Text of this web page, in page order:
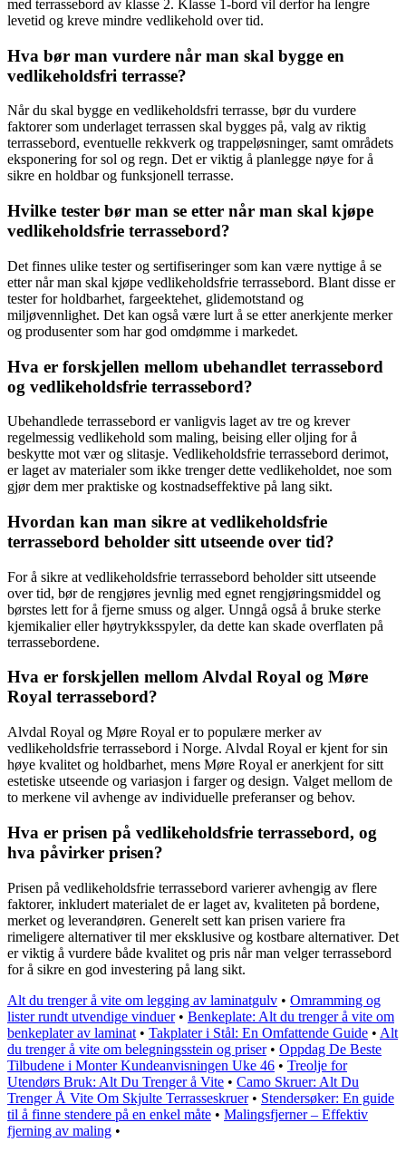
med terrassebord av klasse 2. Klasse 1-bord vil derfor ha lengre
levetid og kreve mindre vedlikehold over tid.
Hva bør man vurdere når man skal bygge en
vedlikeholdsfri terrasse?
Når du skal bygge en vedlikeholdsfri terrasse, bør du vurdere
faktorer som underlaget terrassen skal bygges på, valg av riktig
terrassebord, eventuelle rekkverk og trappeløsninger, samt områdets
eksponering for sol og regn. Det er viktig å planlegge nøye for å
sikre en holdbar og funksjonell terrasse.
Hvilke tester bør man se etter når man skal kjøpe
vedlikeholdsfrie terrassebord?
Det finnes ulike tester og sertifiseringer som kan være nyttige å se
etter når man skal kjøpe vedlikeholdsfrie terrassebord. Blant disse er
tester for holdbarhet, fargeektehet, glidemotstand og
miljøvennlighet. Det kan også være lurt å se etter anerkjente merker
og produsenter som har god omdømme i markedet.
Hva er forskjellen mellom ubehandlet terrassebord
og vedlikeholdsfrie terrassebord?
Ubehandlede terrassebord er vanligvis laget av tre og krever
regelmessig vedlikehold som maling, beising eller oljing for å
beskytte mot vær og slitasje. Vedlikeholdsfrie terrassebord derimot,
er laget av materialer som ikke trenger dette vedlikeholdet, noe som
gjør dem mer praktiske og kostnadseffektive på lang sikt.
Hvordan kan man sikre at vedlikeholdsfrie
terrassebord beholder sitt utseende over tid?
For å sikre at vedlikeholdsfrie terrassebord beholder sitt utseende
over tid, bør de rengjøres jevnlig med egnet rengjøringsmiddel og
børstes lett for å fjerne smuss og alger. Unngå også å bruke sterke
kjemikalier eller høytrykksspyler, da dette kan skade overflaten på
terrassebordene.
Hva er forskjellen mellom Alvdal Royal og Møre
Royal terrassebord?
Alvdal Royal og Møre Royal er to populære merker av
vedlikeholdsfrie terrassebord i Norge. Alvdal Royal er kjent for sin
høye kvalitet og holdbarhet, mens Møre Royal er anerkjent for sitt
estetiske utseende og variasjon i farger og design. Valget mellom de
to merkene vil avhenge av individuelle preferanser og behov.
Hva er prisen på vedlikeholdsfrie terrassebord, og
hva påvirker prisen?
Prisen på vedlikeholdsfrie terrassebord varierer avhengig av flere
faktorer, inkludert materialet de er laget av, kvaliteten på bordene,
merket og leverandøren. Generelt sett kan prisen variere fra
rimeligere alternativer til mer eksklusive og kostbare alternativer. Det
er viktig å vurdere både kvalitet og pris når man velger terrassebord
for å sikre en god investering på lang sikt.
Alt du trenger å vite om legging av laminatgulv • Omramming og
lister rundt utvendige vinduer• Benkeplate: Alt du trenger å vite om
benkeplater av laminat • Takplater i Stål: En Omfattende Guide • Alt
du trenger å vite om belegningsstein og priser• Oppdag De Beste
Tilbudene i Monter Kundeanvisningen Uke 46 • Treolje for
Utendørs Bruk: Alt Du Trenger å Vite • Camo Skruer: Alt Du
Trenger Å Vite Om Skjulte Terrasseskruer• Stendersøker: En guide
til å finne stendere på en enkel måte • Malingsfjerner – Effektiv
fjerning av maling •